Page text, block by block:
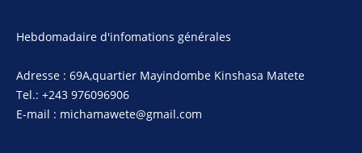
Hebdomadaire d'infomations générales
Adresse : 69A,quartier Mayindombe Kinshasa Matete
Tel.: +243 976096906
E-mail : michamawete@gmail.com